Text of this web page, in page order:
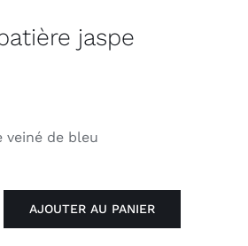
jaspe
veiné de bleu
AJOUTER AU PANIER